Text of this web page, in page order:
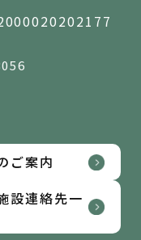
ご案内
設連絡先一